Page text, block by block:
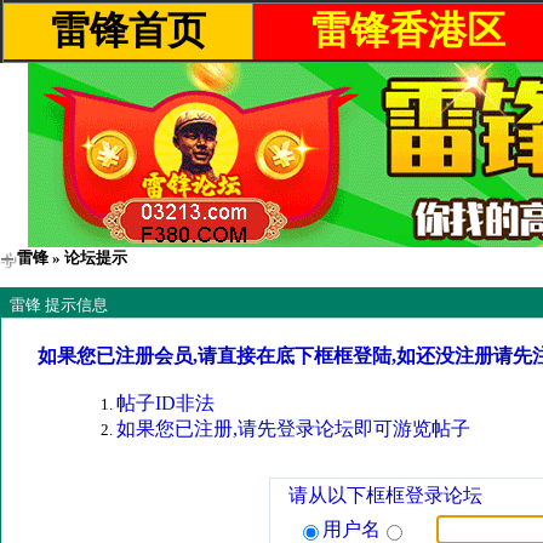
雷锋首页 雷锋香港区
雷锋 » 论坛提示
雷锋 提示信息
如果您已注册会员,请直接在底下框框登陆,如还没注册请先
帖子ID非法
如果您已注册,请先登录论坛即可游览帖子
请从以下框框登录论坛
用户名